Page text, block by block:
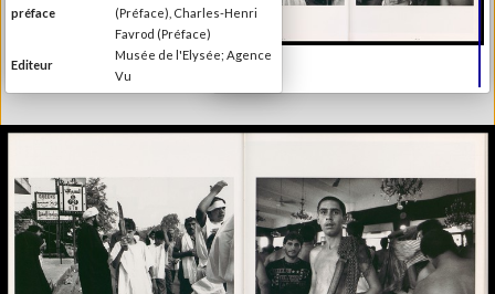
préface
(Préface), Charles-Henri
Favrod (Préface)
Editeur
Musée de l'Elysée; Agence
Vu
Lieu d'édition
Lausanne; Paris
Collection du Musée de
Catégorie
Type de reliure
Relié
Information
images
Noir & Blanc
Nombre de
100 pages